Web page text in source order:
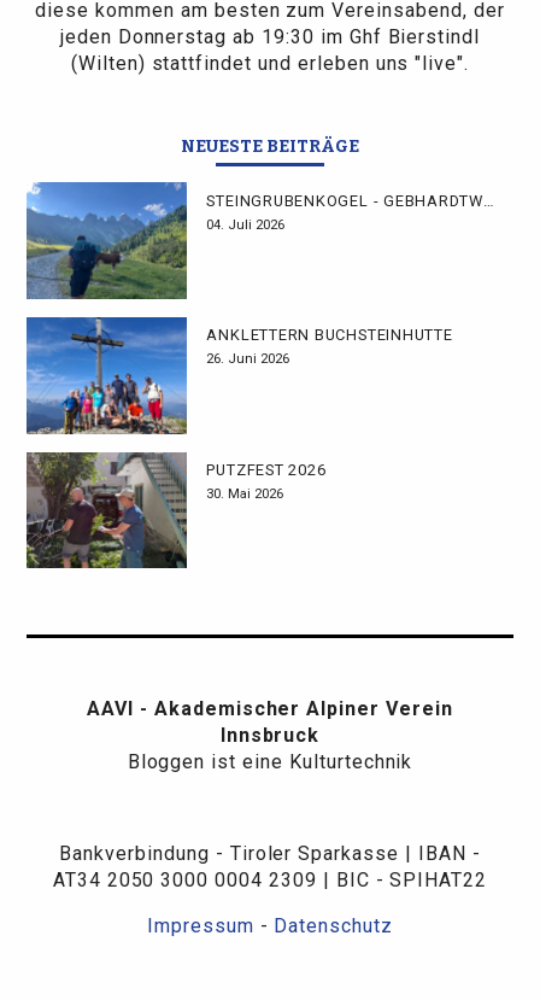
diese kommen am besten zum Vereinsabend, der
jeden Donnerstag ab 19:30 im Ghf Bierstindl
(Wilten) stattfindet und erleben uns "live".
NEUESTE BEITRÄGE
04. Juli 2026
ANKLETTERN BUCHSTEINHÜTTE
26. Juni 2026
PUTZFEST 2026
30. Mai 2026
AAVI - Akademischer Alpiner Verein
Innsbruck
Bloggen ist eine Kulturtechnik
Bankverbindung - Tiroler Sparkasse | IBAN -
AT34 2050 3000 0004 2309 | BIC - SPIHAT22
Impressum - Datenschutz